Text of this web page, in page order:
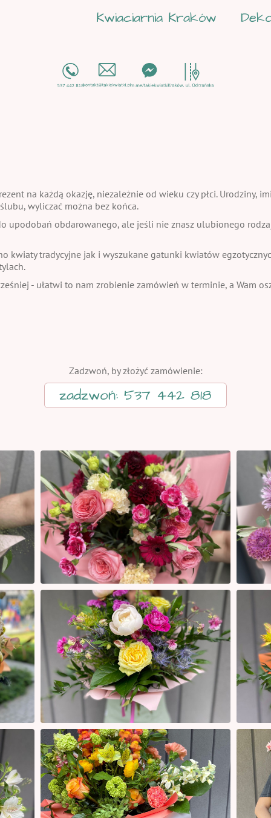
Kwiaciarnia Kraków
na każdą okazję, niezależnie od wieku czy płci. Urodziny,
wyliczać można bez końca.
upodobań obdarowanego, ale jeśli nie znasz ulubionego
kwiaty tradycyjne jak i wyszukane gatunki kwiatów
- ułatwi to nam zrobienie zamówień w terminie, a Wam
Zadzwoń, by złożyć zamówienie:
zadzwoń: 537 442 818